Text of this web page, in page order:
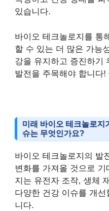
있습니다.
바이오 테크놀로지를 통
할 수 있는 더 많은 가능
강을 유지하고 증진하기
발전을 주목해야 합니다!
미래 바이오 테크놀로지
슈는 무엇인가요?
바이오 테크놀로지의 발
변화를 가져올 것으로
지는 유전자 조작, 생체
다양한 건강 이슈를 개
니다.